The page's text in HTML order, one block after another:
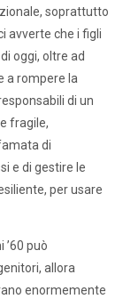
soprattutto
avverte che i figli
oggi, oltre ad
a rompere la
di un
fragile,
di
e di gestire le
per usare
può
allora
enormemente